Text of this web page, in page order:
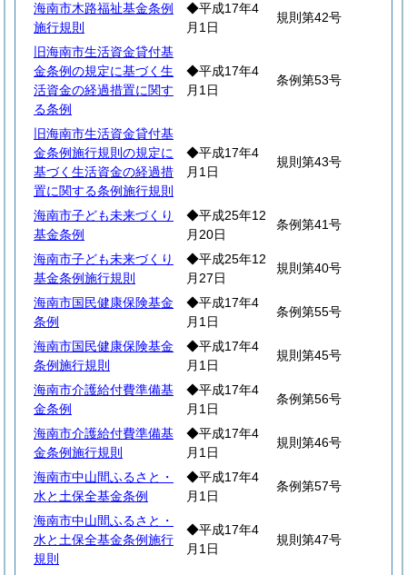
海南市木路福祉基金条例
施行規則
◆平成17年4
月1日
規則第42号
旧海南市生活資金貸付基
金条例の規定に基づく生
活資金の経過措置に関す
る条例
◆平成17年4
月1日
条例第53号
旧海南市生活資金貸付基
金条例施行規則の規定に
基づく生活資金の経過措
置に関する条例施行規則
◆平成17年4
月1日
規則第43号
海南市子ども未来づくり
基金条例
◆平成25年12
月20日
条例第41号
海南市子ども未来づくり
基金条例施行規則
◆平成25年12
月27日
規則第40号
海南市国民健康保険基金
条例
◆平成17年4
月1日
条例第55号
海南市国民健康保険基金
条例施行規則
◆平成17年4
月1日
規則第45号
海南市介護給付費準備基
金条例
◆平成17年4
月1日
条例第56号
海南市介護給付費準備基
金条例施行規則
◆平成17年4
月1日
規則第46号
海南市中山間ふるさと・
水と土保全基金条例
◆平成17年4
月1日
条例第57号
海南市中山間ふるさと・
水と土保全基金条例施行
規則
◆平成17年4
月1日
規則第47号